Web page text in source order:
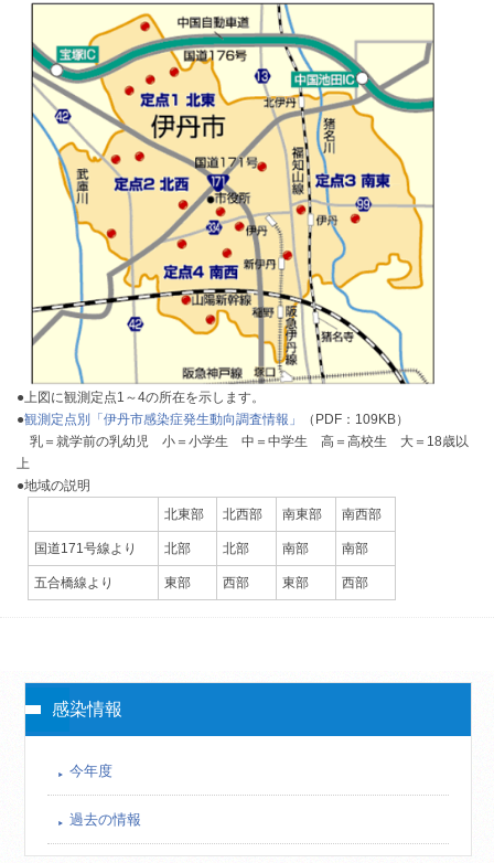
●上図に観測定点1～4の所在を示します。
●観測定点別「伊丹市感染症発生動向調査情報」
（PDF：109KB）
乳＝就学前の乳幼児 小＝小学生 中＝中学生 高＝高校生 大＝18歳以
上
●地域の説明
北東部
北西部 南東部 南西部
国道171号線より 北部 北部 南部 南部
五合橋線より 東部 西部 東部 西部
感染情報
今年度
過去の情報